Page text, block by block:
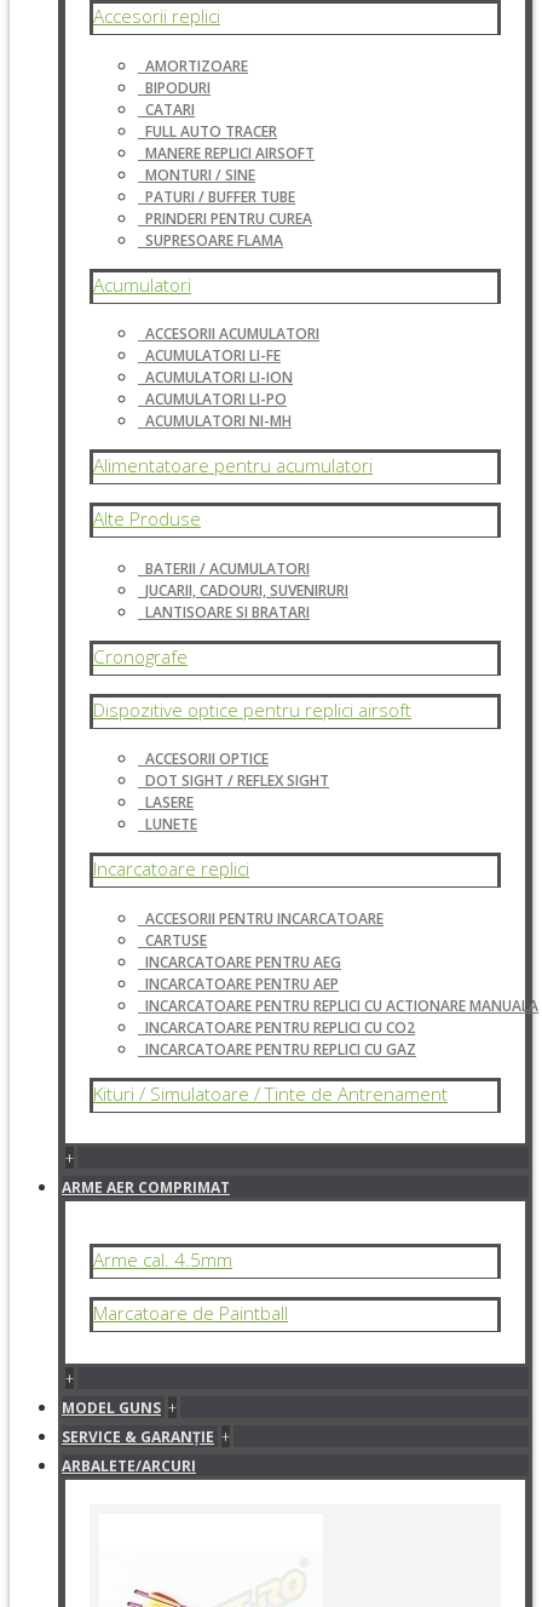
Accesorii replici
AMORTIZOARE
BIPODURI
CATARI
FULL AUTO TRACER
MANERE REPLICI AIRSOFT
MONTURI / SINE
PATURI / BUFFER TUBE
PRINDERI PENTRU CUREA
SUPRESOARE FLAMA
Acumulatori
ACCESORII ACUMULATORI
ACUMULATORI LI-FE
ACUMULATORI LI-ION
ACUMULATORI LI-PO
ACUMULATORI NI-MH
Alimentatoare pentru acumulatori
Alte Produse
BATERII / ACUMULATORI
JUCARII, CADOURI, SUVENIRURI
LANTISOARE SI BRATARI
Cronografe
Dispozitive optice pentru replici airsoft
ACCESORII OPTICE
DOT SIGHT / REFLEX SIGHT
LASERE
LUNETE
Incarcatoare replici
ACCESORII PENTRU INCARCATOARE
CARTUSE
INCARCATOARE PENTRU AEG
INCARCATOARE PENTRU AEP
INCARCATOARE PENTRU REPLICI CU ACTIONARE MANUALA
INCARCATOARE PENTRU REPLICI CU CO2
INCARCATOARE PENTRU REPLICI CU GAZ
Kituri / Simulatoare / Tinte de Antrenament
+
ARME AER COMPRIMAT
Arme cal. 4.5mm
Marcatoare de Paintball
+
MODEL GUNS +
SERVICE & GARANŢIE +
ARBALETE/ARCURI